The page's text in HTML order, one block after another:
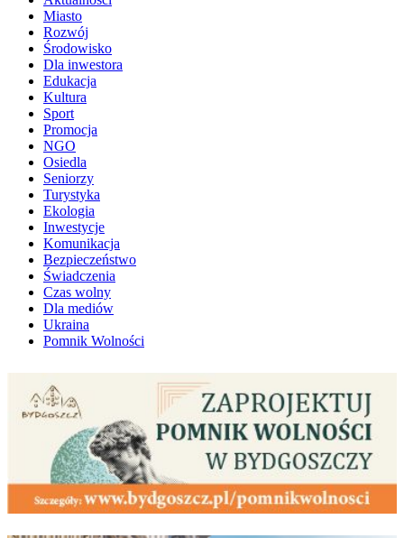
Miasto
Rozwój
Środowisko
Dla inwestora
Edukacja
Kultura
Sport
Promocja
NGO
Osiedla
Seniorzy
Turystyka
Ekologia
Inwestycje
Komunikacja
Bezpieczeństwo
Świadczenia
Czas wolny
Dla mediów
Ukraina
Pomnik Wolności